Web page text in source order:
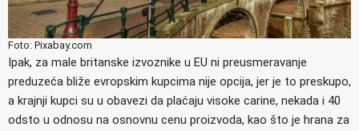
Foto: Pixabay.com
Ipak, za male britanske izvoznike u EU ni preusmeravanje
preduzeća bliže evropskim kupcima nije opcija, jer je to preskupo,
a krajnji kupci su u obavezi da plaćaju visoke carine, nekada i 40
odsto u odnosu na osnovnu cenu proizvoda, kao što je hrana za